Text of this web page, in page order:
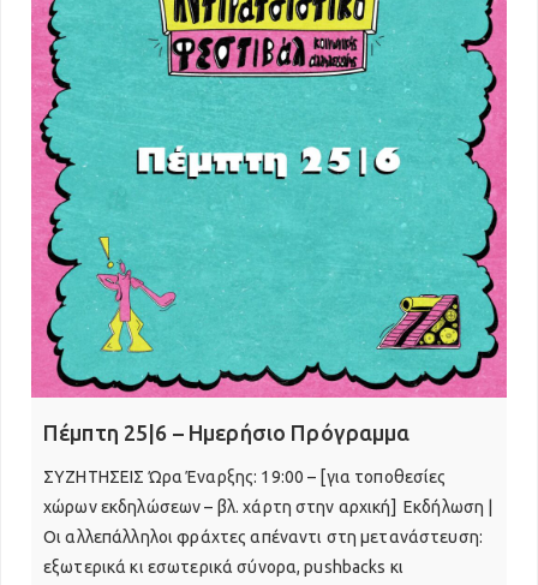
Πέμπτη 25|6 – Ημερήσιο Πρόγραμμα
ΣΥΖΗΤΗΣΕΙΣ Ώρα Έναρξης: 19:00 – [για τοποθεσίες
χώρων εκδηλώσεων – βλ. χάρτη στην αρχική] Εκδήλωση |
Οι αλλεπάλληλοι φράχτες απέναντι στη μετανάστευση:
εξωτερικά κι εσωτερικά σύνορα, pushbacks κι